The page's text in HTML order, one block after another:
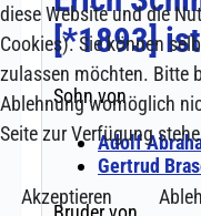
diese Website und die
Cookies). Sie können
zulassen möchten. Bitte
Ablehnung womöglich
Seite zur Verfügung
Akzeptieren